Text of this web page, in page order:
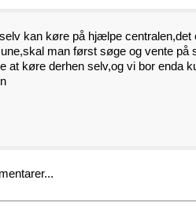
kan køre på hjælpe
man først søge og vente på
at køre derhen selv,og vi bor enda